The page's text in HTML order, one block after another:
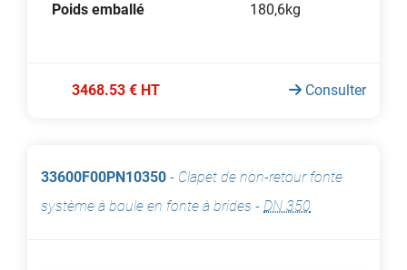
Poids emballé 180,6kg
3468.53 € HT Consulter
33600F00PN10350 - Clapet de non-retour fonte
système à boule en fonte à brides - DN 350